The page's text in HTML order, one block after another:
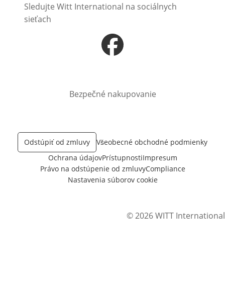
Sledujte Witt International na sociálnych
sieťach
Otvorí sa vnovom okne
Bezpečné nakupovanie
Odstúpiť od zmluvy
Všeobecné obchodné podmienky
Ochrana údajovPrístupnostiImpresum
Právo na odstúpenie od zmluvyCompliance
Nastavenia súborov cookie
© 2026 WITT International